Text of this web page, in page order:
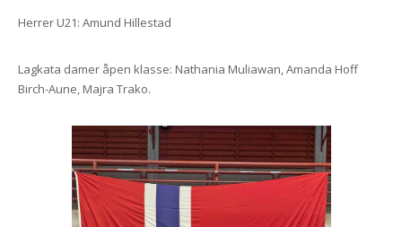
Herrer U21: Amund Hillestad
Lagkata damer åpen klasse: Nathania Muliawan, Amanda Hoff
Birch-Aune, Majra Trako.